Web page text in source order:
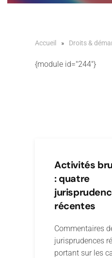
Accueil Droits &
{module id="244"}
Activités
: quatre
récentes
Commentaires
jurisprudences
portant sur les